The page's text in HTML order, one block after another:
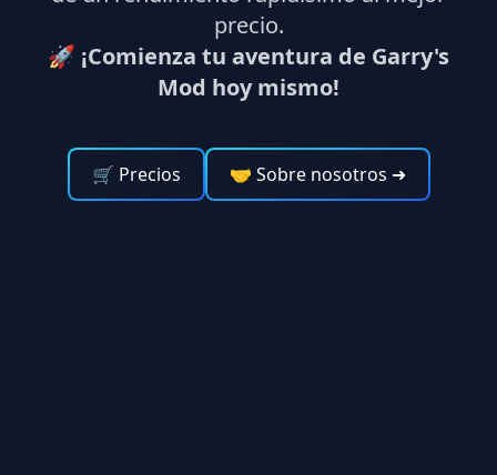
precio.
🚀 ¡Comienza tu aventura de Garry's
Mod hoy mismo!
🛒 Precios 🤝 Sobre nosotros ➜